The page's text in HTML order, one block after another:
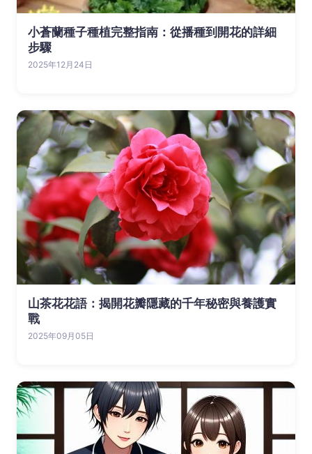
小蒼蘭種子種植完整指南：從播種到開花的詳細
步驟
2025年12月24日
山茶花花語：揭開花瓣隱藏的千年秘密與養護實
戰
2025年09月05日